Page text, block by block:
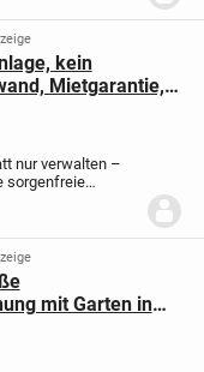
und
kein
Mietgarantie,
nur verwalten –
sorgenfreie
mit Garten in